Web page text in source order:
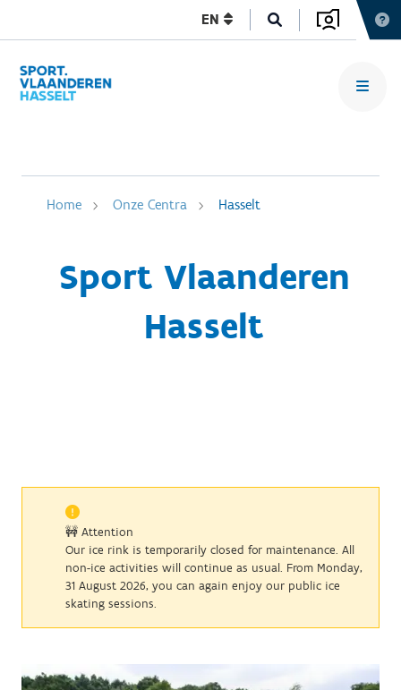
EN
Home Onze Centra Hasselt
Sport Vlaanderen
Hasselt
🚧 Attention
Our ice rink is temporarily closed for maintenance. All
non-ice activities will continue as usual. From Monday,
31 August 2026, you can again enjoy our public ice
skating sessions.